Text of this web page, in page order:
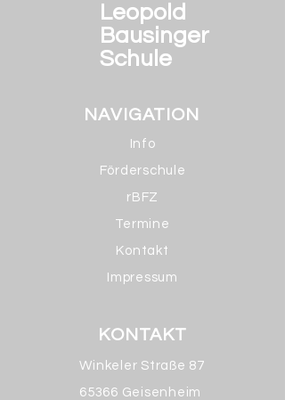
Leopold
Bausinger
Schule
NAVIGATION
Info
Förderschule
rBFZ
Termine
Kontakt
Impressum
KONTAKT
Winkeler Straße 87
65366 Geisenheim